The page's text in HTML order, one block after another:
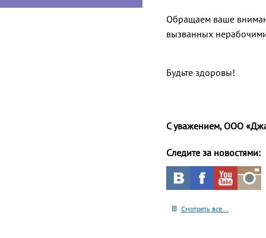
Обращаем ваше
вызванных
Будьте здоровы!
С уважением, ООО
Следите за новостями:
Смотреть все...